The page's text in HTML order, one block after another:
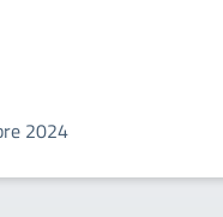
2024